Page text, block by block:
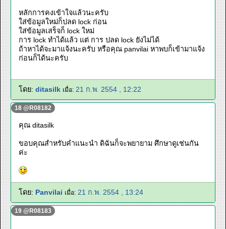
หลักการคงเข้าใจแล้วนะครับ
ใส่ข้อมูลใหม่ก็ปลด lock ก่อน
ใส่ข้อมูลเสร็จก็ lock ใหม่
การ lock ทำได้แล้ว แต่ การ ปลด lock ยังไม่ได้
ถ้าหาได้จะมาแจ้งนะครับ หรือคุณ panvilai หาพบก็เข้ามาแจ้ง
ก่อนก็ได้นะครับ
โดย: ditasilk เมื่อ: 21 ก.พ. 2554 , 12:22
18 @R08182
คุณ ditasilk
ขอบคุณสำหรับคำแนะนำ ดิฉันก็จะพยายาม ศึกษาดูเช่นกัน
ค่ะ
โดย: Panvilai เมื่อ: 21 ก.พ. 2554 , 13:24
19 @R08183